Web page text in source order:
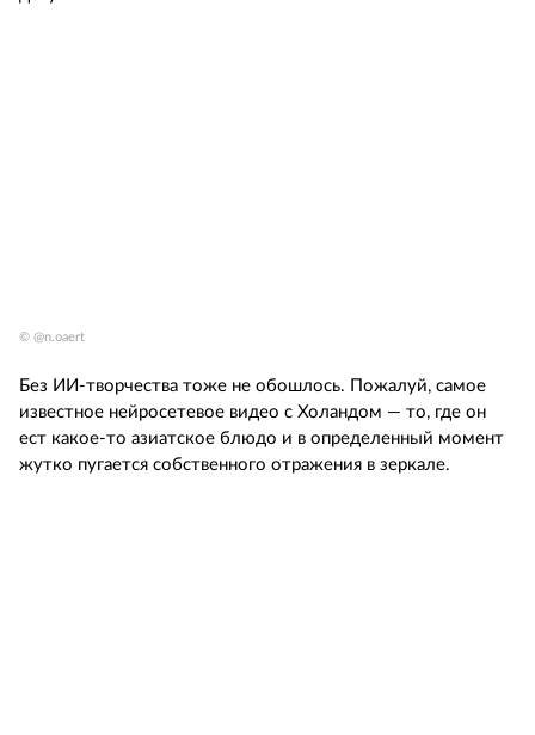
© @n.oaert
Без ИИ-творчества тоже не обошлось. Пожалуй, самое
известное нейросетевое видео с Холандом — то, где он
ест какое-то азиатское блюдо и в определенный момент
жутко пугается собственного отражения в зеркале.